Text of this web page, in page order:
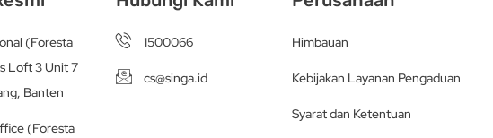
(Foresta
Loft 3 Unit 7
Banten
(Foresta
1500066
cs@singa.id
Himbauan
Kebijakan Layanan Pengaduan
Syarat dan Ketentuan